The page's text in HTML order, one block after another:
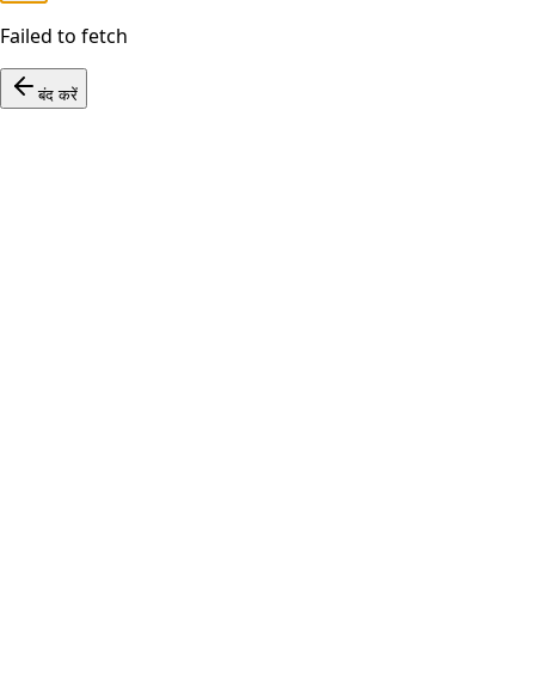
Failed to fetch
बंद करें